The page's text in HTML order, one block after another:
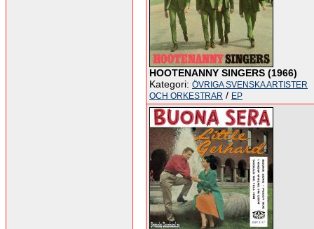
HOOTENANNY SINGERS (1966)
Kategori: ÖVRIGA SVENSKA ARTISTER
OCH ORKESTRAR / EP